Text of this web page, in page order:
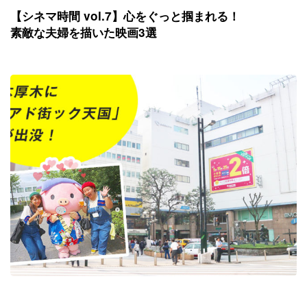
【シネマ時間 vol.7】心をぐっと掴まれる！
素敵な夫婦を描いた映画3選